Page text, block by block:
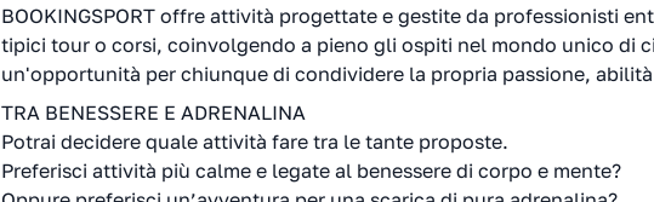
BOOKINGSPORT offre attività progettate e gestite da professionisti
tipici tour o corsi, coinvolgendo a pieno gli ospiti nel mondo unico di
un'opportunità per chiunque di condividere la propria passione,
TRA BENESSERE E ADRENALINA
Potrai decidere quale attività fare tra le tante proposte.
Preferisci attività più calme e legate al benessere di corpo e mente?